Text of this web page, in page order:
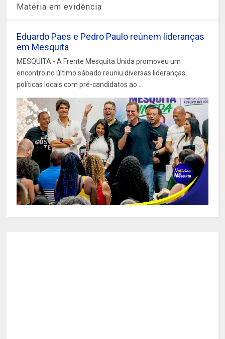
Matéria em evidência
Eduardo Paes e Pedro Paulo reúnem lideranças
em Mesquita
MESQUITA - A Frente Mesquita Unida promoveu um
encontro no último sábado reuniu diversas lideranças
políticas locais com pré-candidatos ao ...